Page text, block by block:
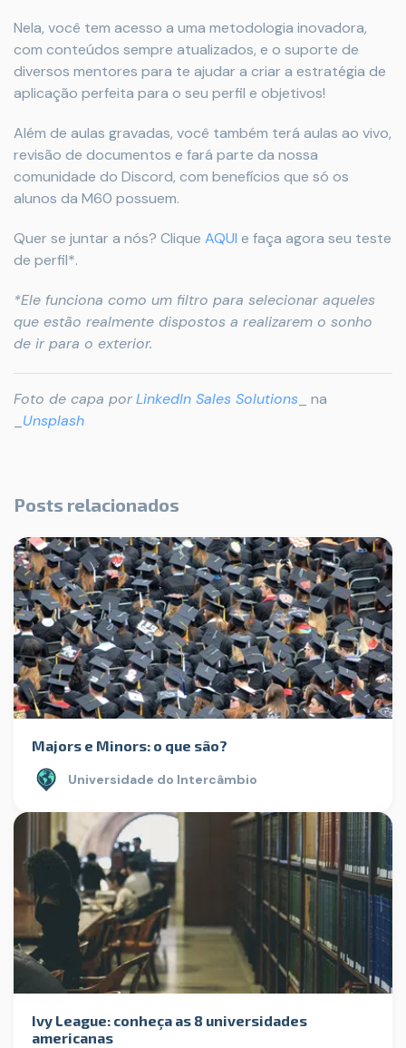
Nela, você tem acesso a uma metodologia inovadora,
com conteúdos sempre atualizados, e o suporte de
diversos mentores para te ajudar a criar a estratégia de
aplicação perfeita para o seu perfil e objetivos!
Além de aulas gravadas, você também terá aulas ao vivo,
revisão de documentos e fará parte da nossa
comunidade do Discord, com benefícios que só os
alunos da M60 possuem.
Quer se juntar a nós? Clique AQUI e faça agora seu teste
de perfil*.
*Ele funciona como um filtro para selecionar aqueles
que estão realmente dispostos a realizarem o sonho
de ir para o exterior.
Foto de capa porLinkedIn Sales Solutions _ na
Unsplash
Posts relacionados
Majors e Minors: o que são?
Universidade do Intercâmbio
Ivy League: conheça as 8 universidades
americanas